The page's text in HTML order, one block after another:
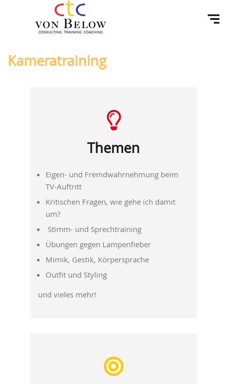
Kameratraining
Themen
Eigen- und Fremdwahrnehmung beim
TV-Auftritt
Kritischen Fragen, wie gehe ich damit
um?
Stimm- und Sprechtraining
Übungen gegen Lampenfieber
Mimik, Gestik, Körpersprache
Outfit und Styling
und vieles mehr!